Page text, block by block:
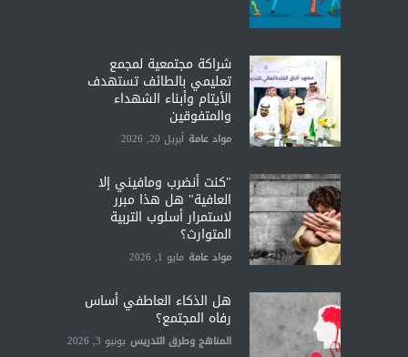
شراكة مجتمعية لمجمع
تعليمي بالطائف تستهدف
الأيتام وأبناء الشهداء
والمتفوقين
مواد عامة أبريل 20, 2026
"كنت أنضرب ومافيني إلا
العافية" هل هذا مبرر
لاستمرار أسلوب التربية
المتوارث؟
مواد عامة مايو 1, 2026
هل الذكاء العاطفي أساس
رفاه المجتمع؟
المناهج وطرق التدريس يونيو 3, 2026